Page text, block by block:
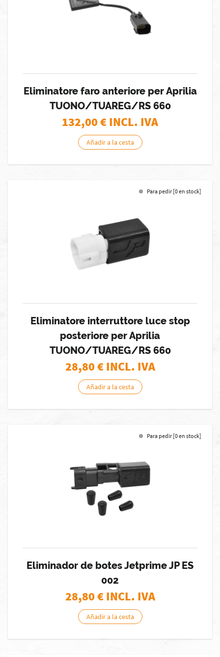
Eliminatore faro anteriore per Aprilia
TUONO/TUAREG/RS 660
132,00€ INCL. IVA
Añadir a la cesta
Para pedir [0 en stock]
Eliminatore interruttore luce stop
posteriore per Aprilia
TUONO/TUAREG/RS 660
28,80€ INCL. IVA
Añadir a la cesta
Para pedir [0 en stock]
Eliminador de botes Jetprime JP ES
002
28,80€ INCL. IVA
Añadir a la cesta